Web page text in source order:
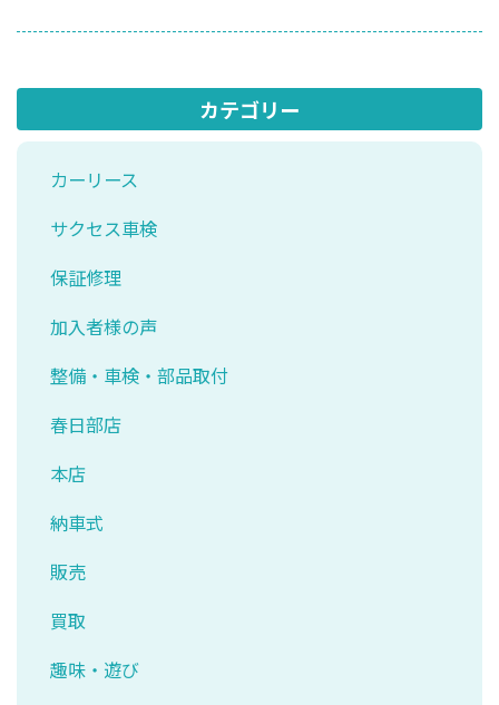
カテゴリー
カーリース
サクセス車検
保証修理
加入者様の声
整備・車検・部品取付
春日部店
本店
納車式
販売
買取
趣味・遊び